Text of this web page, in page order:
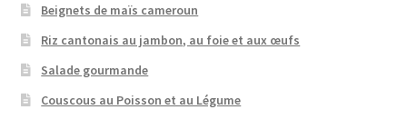
Beignets de maïs cameroun
Riz cantonais au jambon, au foie et aux œufs
Salade gourmande
Couscous au Poisson et au Légume